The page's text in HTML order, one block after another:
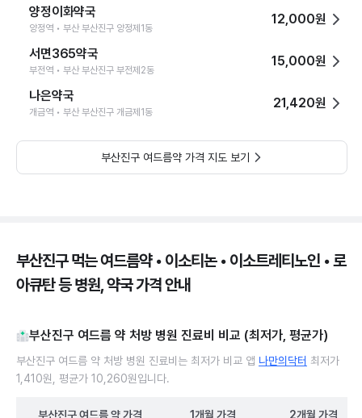
양정이화약국
양정역 • 부산 부산진구 양정제1동
12,000원
서면365약국
부전역 • 부산 부산진구 부전제2동
15,000원
나은약국
개금역 • 부산 부산진구 개금제1동
21,420원
부산진구 여드름약 가격 지도 보기
부산진구 먹는 여드름약 • 이소티논 • 이소트레티노인 • 로
아큐탄 등 병원, 약국 가격 안내
부산진구 여드름 약 처방 병원 진료비 비교 (최저가, 평균가)
부산진구 여드름 약 처방 병원 진료비는 최저가 비교 앱 나만의닥터 최저가
1,410원, 평균가 10,260원입니다.
부산진구 여드름 약가격 1개월 가격 2개월 가격